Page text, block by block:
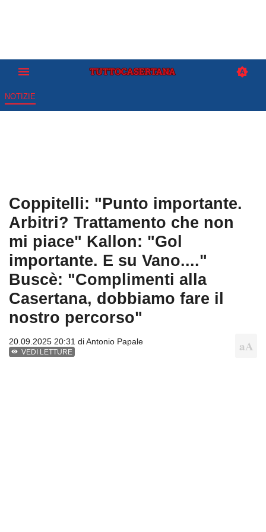
NOTIZIE
Coppitelli: "Punto importante.
Arbitri? Trattamento che non
mi piace" Kallon: "Gol
importante. E su Vano...."
Buscè: "Complimenti alla
Casertana, dobbiamo fare il
nostro percorso"
20.09.2025 20:31 diAntonio Papale
VEDI LETTURE